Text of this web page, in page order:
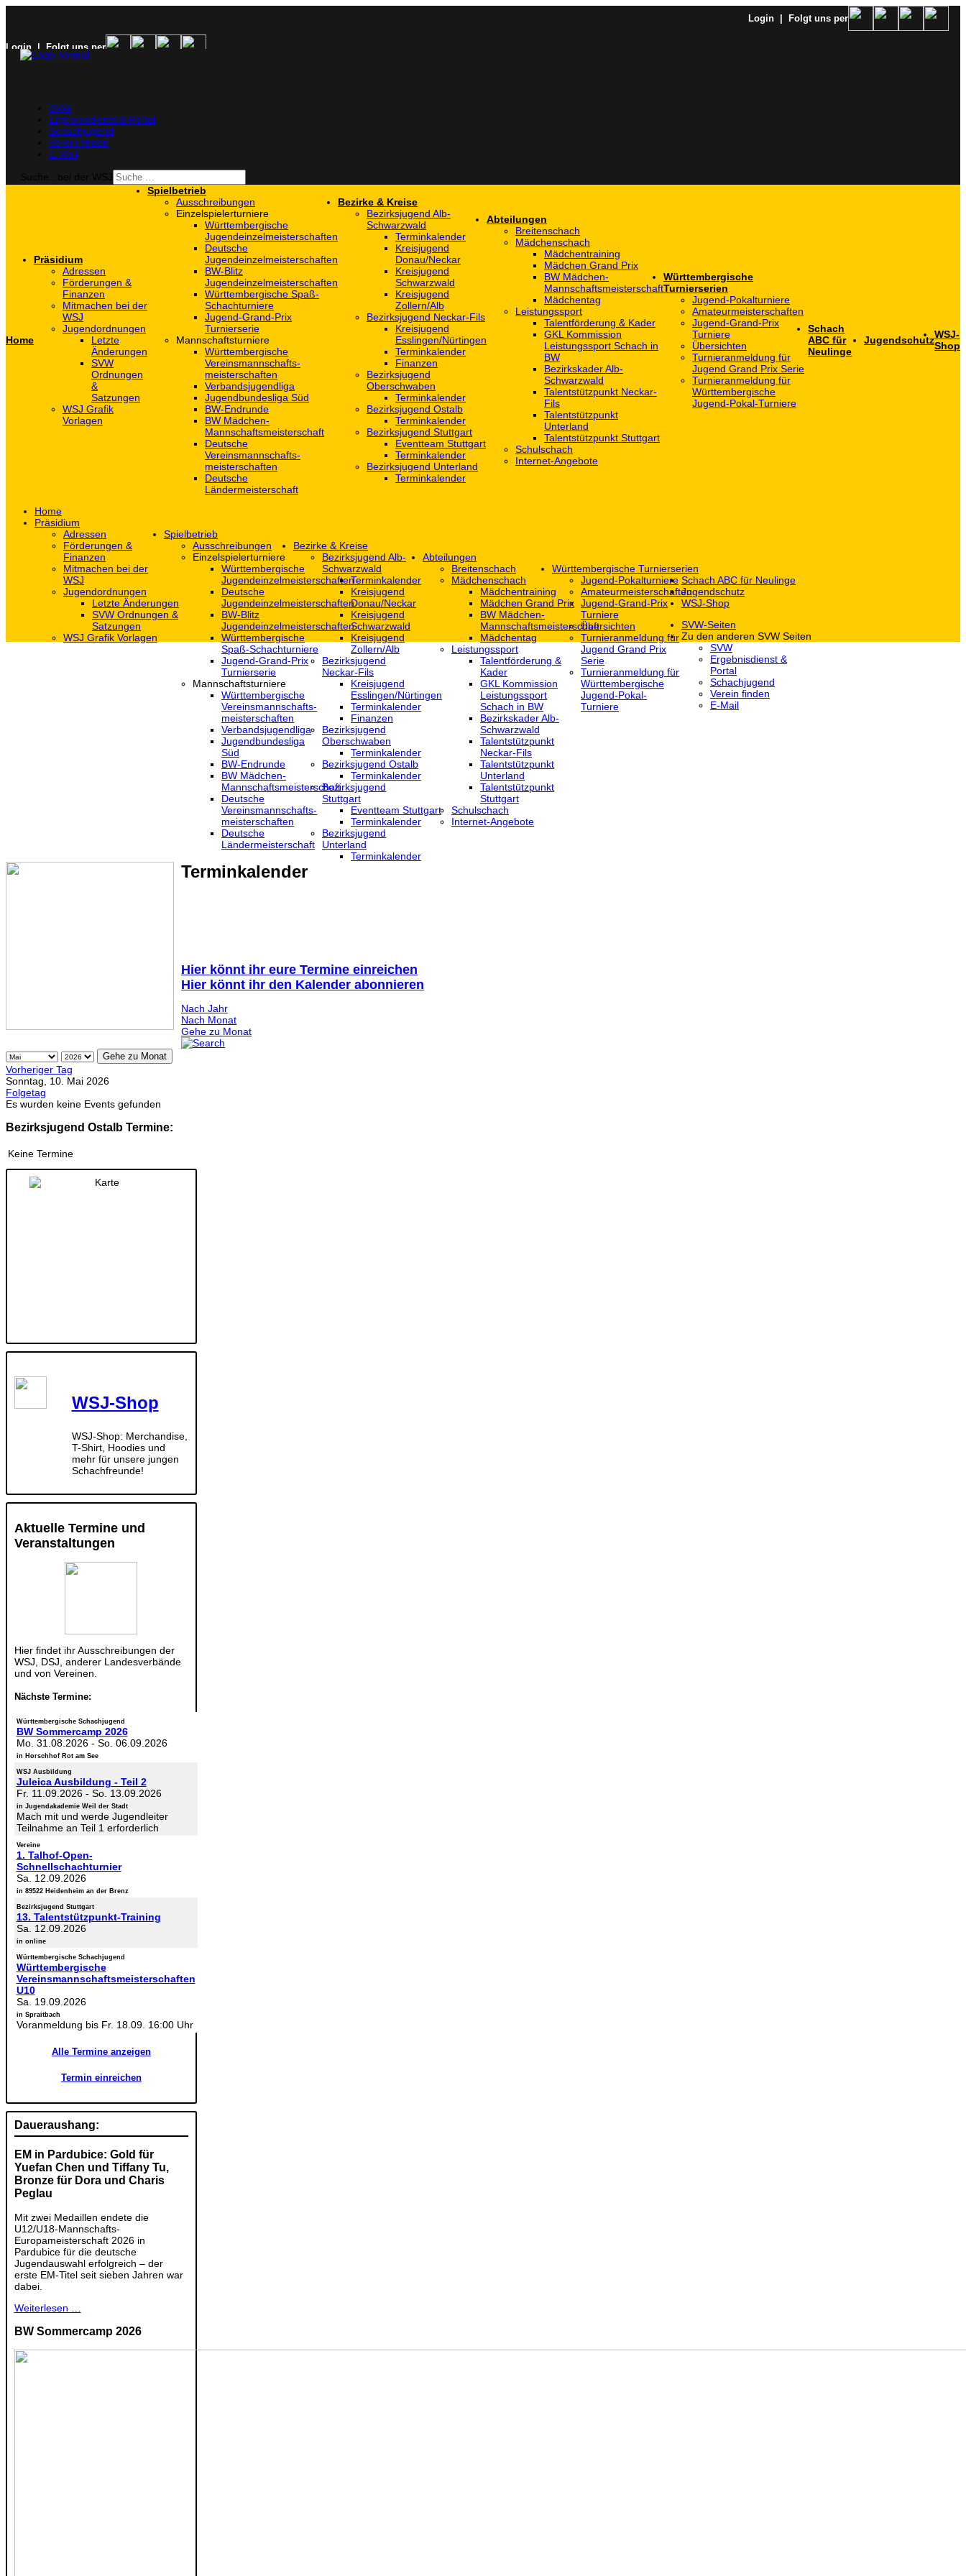
Login | Folgt uns per
Login | Folgt uns per
SVW
Ergebnisdienst & Portal
Schachjugend
Verein finden
E-Mail
Home
Präsidium
Adressen
Förderungen &
Finanzen
Mitmachen bei der
WSJ
Jugendordnungen
Letzte
Änderungen
SVW
Ordnungen
&
Satzungen
WSJ Grafik
Vorlagen
Spielbetrieb
Ausschreibungen
Einzelspielerturniere
Württembergische
Jugendeinzelmeisterschaften
Deutsche
Jugendeinzelmeisterschaften
BW-Blitz
Jugendeinzelmeisterschaften
Württembergische Spaß-
Schachturniere
Jugend-Grand-Prix
Turnierserie
Mannschaftsturniere
Württembergische
Vereinsmannschafts-
meisterschaften
Verbandsjugendliga
Jugendbundesliga Süd
BW-Endrunde
BW Mädchen-
Mannschaftsmeisterschaft
Deutsche
Vereinsmannschafts-
meisterschaften
Deutsche
Ländermeisterschaft
Bezirke & Kreise
Bezirksjugend Alb-
Schwarzwald
Terminkalender
Kreisjugend
Donau/Neckar
Kreisjugend
Schwarzwald
Kreisjugend
Zollern/Alb
Bezirksjugend Neckar-Fils
Kreisjugend
‎Esslingen/Nürtingen
Terminkalender
Finanzen
Bezirksjugend
Oberschwaben
Terminkalender
Bezirksjugend Ostalb
Terminkalender
Bezirksjugend Stuttgart
‎Eventteam Stuttgart
Terminkalender
Bezirksjugend Unterland
Terminkalender
Abteilungen
Breitenschach
Mädchenschach
Mädchentraining
Mädchen Grand Prix
BW Mädchen-
Mannschaftsmeisterschaft
Mädchentag
Leistungssport
Talentförderung & Kader
GKL Kommission
Leistungssport Schach in
BW
Bezirkskader Alb-
Schwarzwald
Talentstützpunkt Neckar-
Fils
Talentstützpunkt
Unterland
Talentstützpunkt Stuttgart
Schulschach
Internet-Angebote
Württembergische
Turnierserien
Jugend-Pokalturniere
Amateurmeisterschaften
Jugend-Grand-Prix
Turniere
Übersichten
Turnieranmeldung für
Jugend Grand Prix Serie
Turnieranmeldung für
Württembergische
Jugend-Pokal-Turniere
Schach
ABC für
Neulinge
JugendschutzWSJ-
Shop
Home
Präsidium
Adressen
Förderungen &
Finanzen
Mitmachen bei der
WSJ
Jugendordnungen
Letzte Änderungen
SVW Ordnungen &
Satzungen
WSJ Grafik Vorlagen
Spielbetrieb
Ausschreibungen
Einzelspielerturniere
Württembergische
Jugendeinzelmeisterschaften
Deutsche
Jugendeinzelmeisterschaften
BW-Blitz
Jugendeinzelmeisterschaften
Württembergische
Spaß-Schachturniere
Jugend-Grand-Prix
Turnierserie
Mannschaftsturniere
Württembergische
Vereinsmannschafts-
meisterschaften
Verbandsjugendliga
Jugendbundesliga
Süd
BW-Endrunde
BW Mädchen-
Mannschaftsmeisterschaft
Deutsche
Vereinsmannschafts-
meisterschaften
Deutsche
Ländermeisterschaft
Bezirke & Kreise
Bezirksjugend Alb-
Schwarzwald
Terminkalender
Kreisjugend
Donau/Neckar
Kreisjugend
Schwarzwald
Kreisjugend
Zollern/Alb
Bezirksjugend
Neckar-Fils
Kreisjugend
‎Esslingen/Nürtingen
Terminkalender
Finanzen
Bezirksjugend
Oberschwaben
Terminkalender
Bezirksjugend Ostalb
Terminkalender
Bezirksjugend
Stuttgart
‎Eventteam Stuttgart
Terminkalender
Bezirksjugend
Unterland
Terminkalender
Abteilungen
Breitenschach
Mädchenschach
Mädchentraining
Mädchen Grand Prix
BW Mädchen-
Mannschaftsmeisterschaft
Mädchentag
Leistungssport
Talentförderung &
Kader
GKL Kommission
Leistungssport
Schach in BW
Bezirkskader Alb-
Schwarzwald
Talentstützpunkt
Neckar-Fils
Talentstützpunkt
Unterland
Talentstützpunkt
Stuttgart
Schulschach
Internet-Angebote
Württembergische Turnierserien
Jugend-Pokalturniere
Amateurmeisterschaften
Jugend-Grand-Prix
Turniere
Übersichten
Turnieranmeldung für
Jugend Grand Prix
Serie
Turnieranmeldung für
Württembergische
Jugend-Pokal-
Turniere
Schach ABC für Neulinge
Jugendschutz
WSJ-Shop
SVW-Seiten
Zu den anderen SVW Seiten
SVW
Ergebnisdienst &
Portal
Schachjugend
Verein finden
E-Mail
Terminkalender
Hier könnt ihr eure Termine einreichen
Hier könnt ihr den Kalender abonnieren
Nach Jahr
Nach Monat
Gehe zu Monat
Gehe zu Monat
Vorheriger Tag
Sonntag, 10. Mai 2026
Folgetag
Es wurden keine Events gefunden
Bezirksjugend Ostalb Termine:
Keine Termine
WSJ-Shop
WSJ-Shop: Merchandise,
T-Shirt, Hoodies und
mehr für unsere jungen
Schachfreunde!
Aktuelle Termine und
Veranstaltungen
Hier findet ihr Ausschreibungen der
WSJ, DSJ, anderer Landesverbände
und von Vereinen.
Nächste Termine:
Württembergische Schachjugend
BW Sommercamp 2026
Mo. 31.08.2026- So. 06.09.2026
in Horschhof Rot am See
WSJ Ausbildung
Juleica Ausbildung - Teil 2
Fr. 11.09.2026- So. 13.09.2026
in Jugendakademie Weil der Stadt
Mach mit und werde Jugendleiter
Teilnahme an Teil 1 erforderlich
Vereine
1. Talhof-Open-
Schnellschachturnier
Sa. 12.09.2026
in 89522 Heidenheim an der Brenz
Bezirksjugend Stuttgart
13. Talentstützpunkt-Training
Sa. 12.09.2026
in online
Württembergische Schachjugend
Württembergische
Vereinsmannschaftsmeisterschaften
U10
Sa. 19.09.2026
in Spraitbach
Voranmeldung bis Fr. 18.09. 16:00 Uhr
Alle Termine anzeigen
Termin einreichen
Daueraushang:
EM in Pardubice: Gold für
Yuefan Chen und Tiffany Tu,
Bronze für Dora und Charis
Peglau
Mit zwei Medaillen endete die
U12/U18-Mannschafts-
Europameisterschaft 2026 in
Pardubice für die deutsche
Jugendauswahl erfolgreich – der
erste EM-Titel seit sieben Jahren war
dabei.
Weiterlesen …
BW Sommercamp 2026